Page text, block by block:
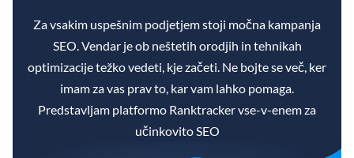
Za vsakim uspešnim podjetjem stoji močna kampanja
SEO. Vendar je ob neštetih orodjih in tehnikah
optimizacije težko vedeti, kje začeti. Ne bojte se več, ker
imam za vas prav to, kar vam lahko pomaga.
Predstavljam platformo Ranktracker vse-v-enem za
učinkovito SEO